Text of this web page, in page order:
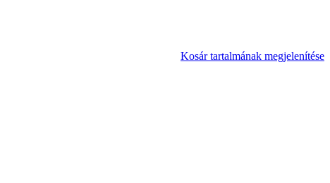
Kosár tartalmának megjelenítése